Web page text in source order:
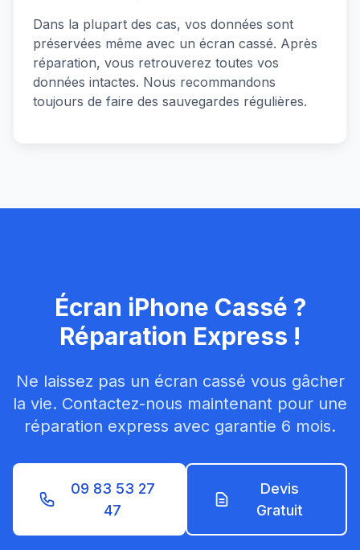
Dans la plupart des cas, vos données sont
préservées même avec un écran cassé. Après
réparation, vous retrouverez toutes vos
données intactes. Nous recommandons
toujours de faire des sauvegardes régulières.
Écran iPhone Cassé ?
Réparation Express !
Ne laissez pas un écran cassé vous gâcher
la vie. Contactez-nous maintenant pour une
réparation express avec garantie 6 mois.
09 83 53 27
47
Devis
Gratuit